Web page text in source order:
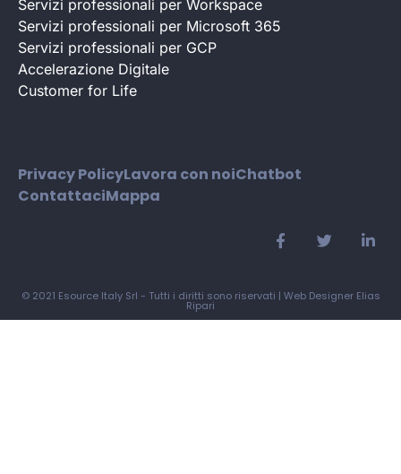
Servizi professionali per Workspace
Servizi professionali per Microsoft 365
Servizi professionali per GCP
Accelerazione Digitale
Customer for Life
Privacy PolicyLavora con noiChatbot
ContattaciMappa
© 2021 Esource Italy Srl - Tutti i diritti sono riservati | Web Designer Elias
Ripari